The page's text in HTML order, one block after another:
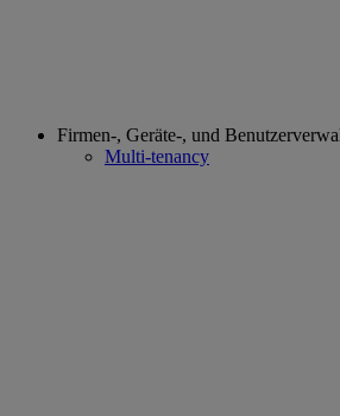
Firmen-, Geräte-, und
Multi-tenancy